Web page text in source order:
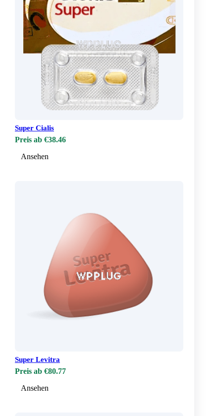
Super Cialis
Preis ab €38.46
Ansehen
Super Levitra
Preis ab €80.77
Ansehen